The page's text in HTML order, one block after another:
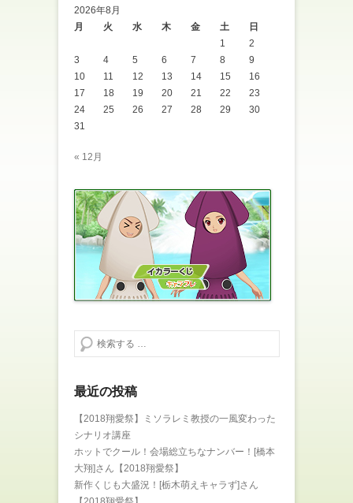
し
い
ウ
ィ
ド
ウ
で
開
き
す
て
(
新
し
ウ
ま
す
)
2026年8月
月
火 水 木 金 土
日
1
2
3
4 5 6 7 8
9
10
11 12 13 14 15
16
17
18 19 20 21 22
23
24
25 26 27 28 29
30
31
« 12月
検索する
最近の投稿
【2018翔愛祭】ミソラレミ教授の一風変わった
シナリオ講座
ホットでクール！会場総立ちなナンバー！[橋本
大翔]さん【2018翔愛祭】
新作くじも大盛況！[栃木萌えキャラず]さん